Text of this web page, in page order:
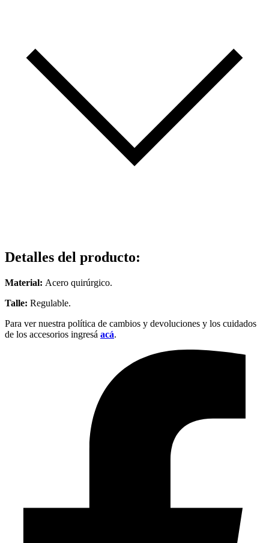
Detalles del producto:
Material: Acero quirúrgico.
Talle: Regulable.
Para ver nuestra política de cambios y devoluciones y los cuidados
de los accesorios ingresá acá.